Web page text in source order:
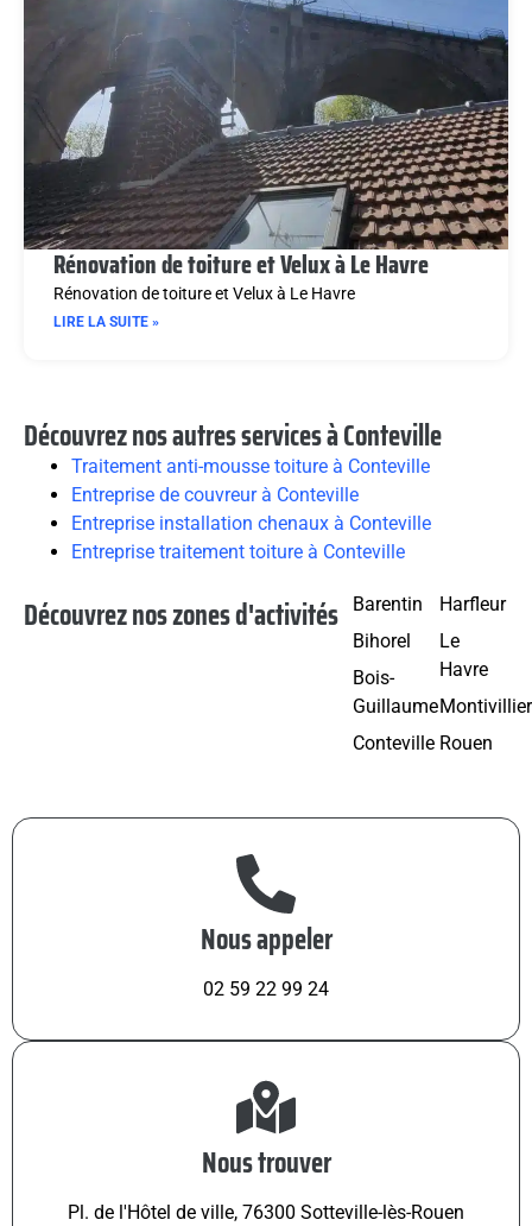
Rénovation de toiture et Velux à Le Havre
Rénovation de toiture et Velux à Le Havre
LIRE LA SUITE »
Découvrez nos autres services à Conteville
Traitement anti-mousse toiture à Conteville
Entreprise de couvreur à Conteville
Entreprise installation chenaux à Conteville
Entreprise traitement toiture à Conteville
Découvrez nos zones d'activités
Barentin
Bihorel
Bois-
Guillaume
Conteville
Harfleur
Le
Havre
Rouen
Nous appeler
02 59 22 99 24
Nous trouver
Pl. de l'Hôtel de ville, 76300 Sotteville-lès-Rouen